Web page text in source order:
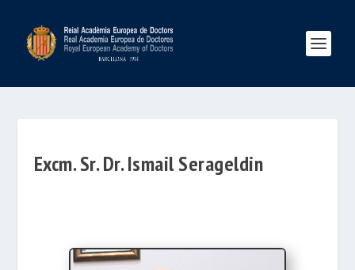
Excm. Sr. Dr. Ismail Serageldin